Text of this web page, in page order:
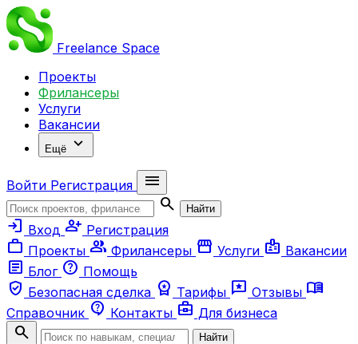
Freelance Space
Проекты
Фрилансеры
Услуги
Вакансии
Ещё expand_more
Войти Регистрация
menu
search
Найти
login Вход person_add Регистрация
work Проекты group Фрилансеры storefront Услуги badge Вакансии
article Блог help Помощь
verified_user Безопасная сделка workspace_premium Тарифы reviews Отзывы menu_book
Справочник contact_support Контакты business_center Для бизнеса
search Найти